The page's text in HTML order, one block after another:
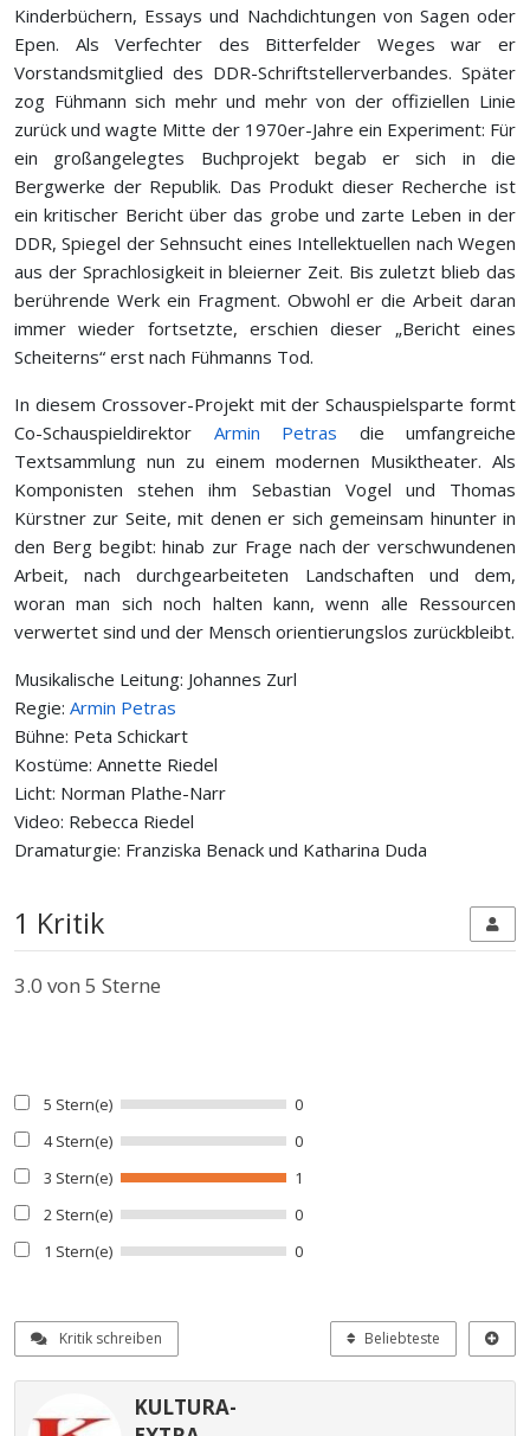
Kinderbüchern, Essays und Nachdichtungen von Sagen oder
Epen. Als Verfechter des Bitterfelder Weges war er
Vorstandsmitglied des DDR-Schriftstellerverbandes. Später
zog Fühmann sich mehr und mehr von der offiziellen Linie
zurück und wagte Mitte der 1970er-Jahre ein Experiment: Für
ein großangelegtes Buchprojekt begab er sich in die
Bergwerke der Republik. Das Produkt dieser Recherche ist
ein kritischer Bericht über das grobe und zarte Leben in der
DDR, Spiegel der Sehnsucht eines Intellektuellen nach Wegen
aus der Sprachlosigkeit in bleierner Zeit. Bis zuletzt blieb das
berührende Werk ein Fragment. Obwohl er die Arbeit daran
immer wieder fortsetzte, erschien dieser „Bericht eines
Scheiterns“ erst nach Fühmanns Tod.
In diesem Crossover-Projekt mit der Schauspielsparte formt
Co-Schauspieldirektor Armin Petras die umfangreiche
Textsammlung nun zu einem modernen Musiktheater. Als
Komponisten stehen ihm Sebastian Vogel und Thomas
Kürstner zur Seite, mit denen er sich gemeinsam hinunter in
den Berg begibt: hinab zur Frage nach der verschwundenen
Arbeit, nach durchgearbeiteten Landschaften und dem,
woran man sich noch halten kann, wenn alle Ressourcen
verwertet sind und der Mensch orientierungslos zurückbleibt.
Musikalische Leitung: Johannes Zurl
Regie: Armin Petras
Bühne: Peta Schickart
Kostüme: Annette Riedel
Licht: Norman Plathe-Narr
Video: Rebecca Riedel
Dramaturgie: Franziska Benack und Katharina Duda
1 Kritik
3.0 von 5 Sterne
5 Stern(e)
0
4 Stern(e)
0
3 Stern(e)
1
2 Stern(e)
0
1 Stern(e)
0
Kritik schreiben Beliebteste
KULTURA-